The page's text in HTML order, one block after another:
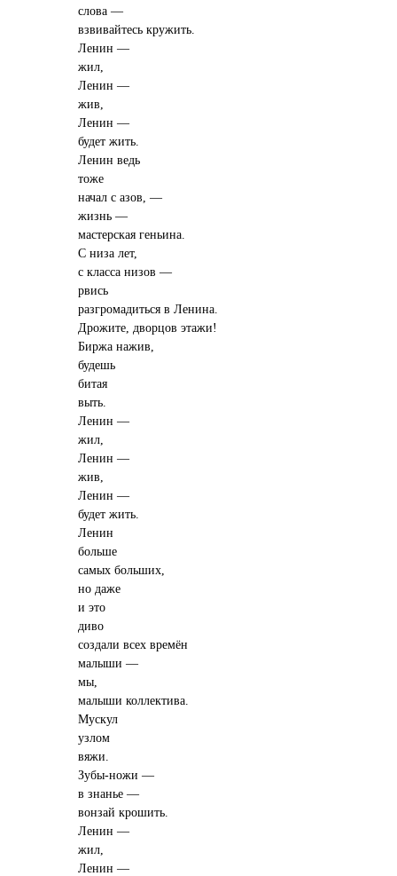
слова —
взвивайтесь кружить.
Ленин —
жил,
Ленин —
жив,
Ленин —
будет жить.
Ленин ведь
тоже
начал с азов, —
жизнь —
мастерская геньина.
С низа лет,
с класса низов —
рвись
разгромадиться в Ленина.
Дрожите, дворцов этажи!
Биржа нажив,
будешь
битая
выть.
Ленин —
жил,
Ленин —
жив,
Ленин —
будет жить.
Ленин
больше
самых больших,
но даже
и это
диво
создали всех времён
малыши —
мы,
малыши коллектива.
Мускул
узлом
вяжи.
Зубы-ножи —
в знанье —
вонзай крошить.
Ленин —
жил,
Ленин —